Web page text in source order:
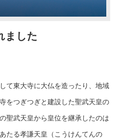
ました
て東大寺に大仏を造ったり、地域
をつぎつぎと建設した聖武天皇の
聖武天皇から皇位を継承したのは
たる孝謙天皇（こうけんてんの